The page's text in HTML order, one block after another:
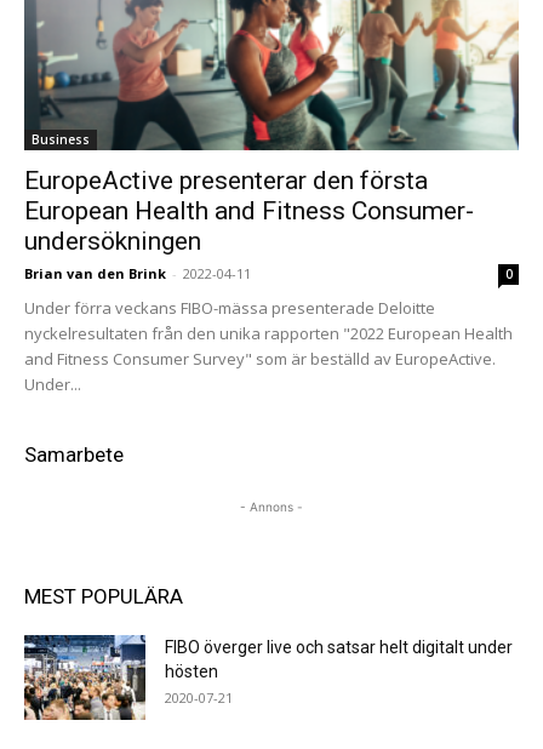
Business
EuropeActive presenterar den första
European Health and Fitness Consumer-
undersökningen
Brian van den Brink - 2022-04-11 0
Under förra veckans FIBO-mässa presenterade Deloitte
nyckelresultaten från den unika rapporten "2022 European Health
and Fitness Consumer Survey" som är beställd av EuropeActive.
Under...
Samarbete
- Annons -
MEST POPULÄRA
FIBO överger live och satsar helt digitalt under
hösten
2020-07-21